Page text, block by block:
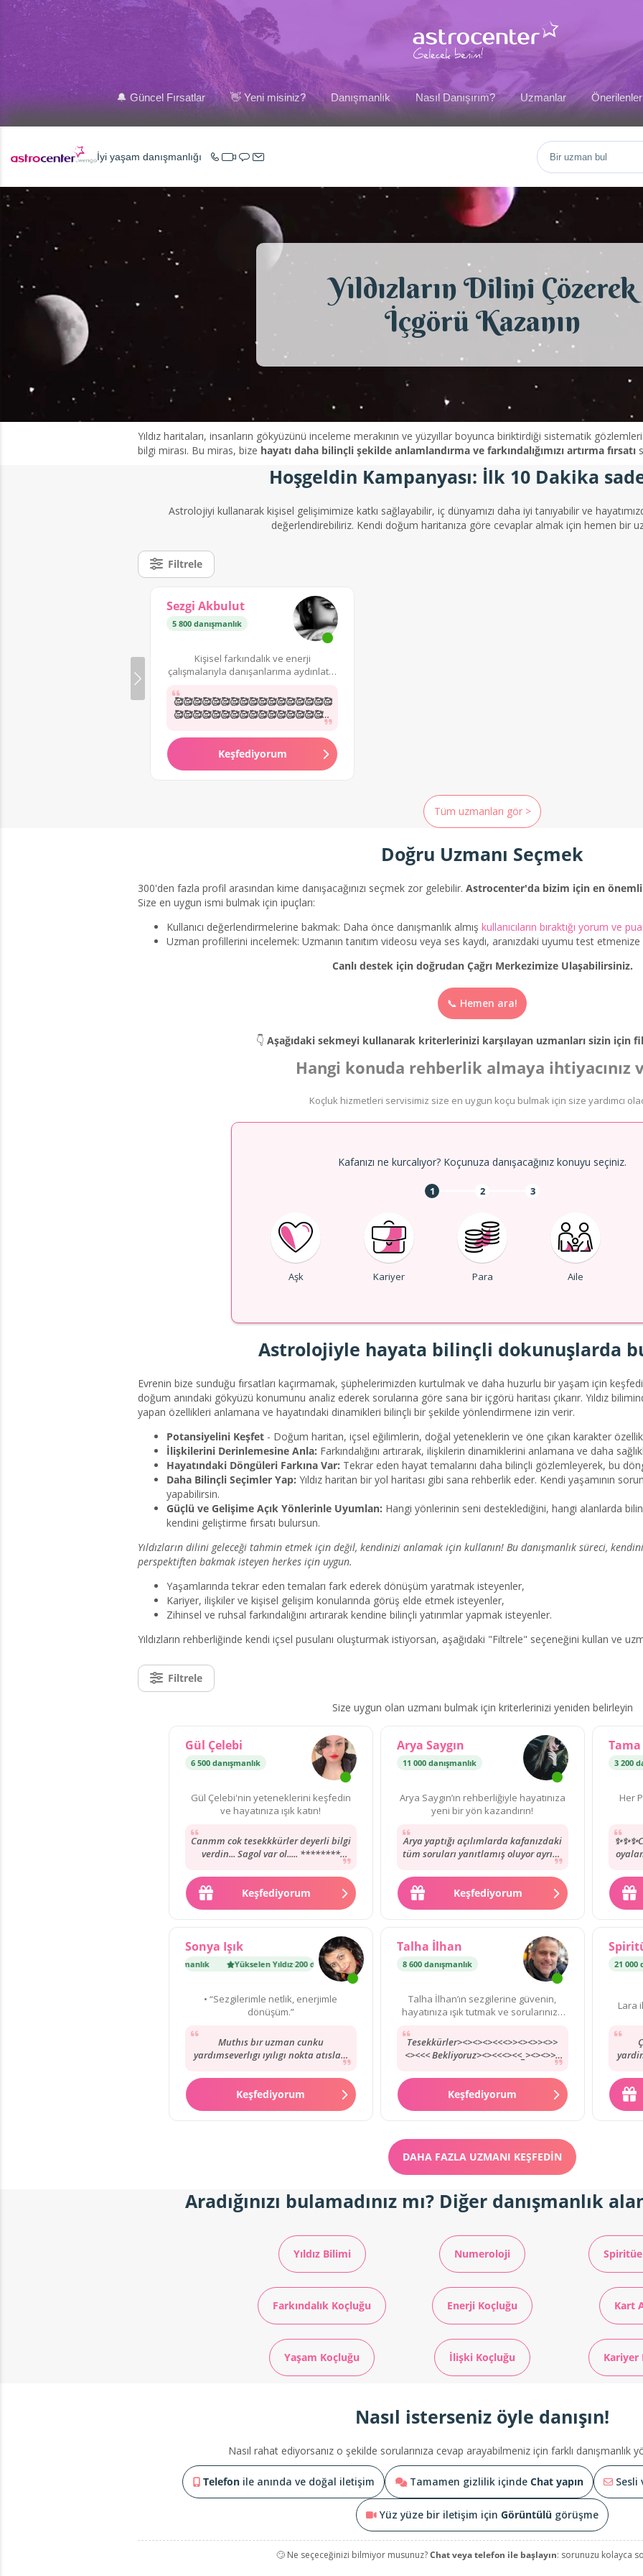
🔔 Güncel Fırsatlar 👋 Yeni misiniz? Danışmanlık Nasıl Danışırım? Uzmanlar Önerilenler
İyi yaşam danışmanlığı
Yıldızların Dilini Çözerek
İçgörü Kazanın
Yıldız haritaları, insanların gökyüzünü inceleme merakının ve yüzyıllar boyunca biriktirdiği sistematik
bilgi mirası. Bu miras, bize hayatı daha bilinçli şekilde anlamlandırma ve farkındalığımızı artırma fırsatı
Hoşgeldin Kampanyası: İlk 10 Dakika
Astrolojiyi kullanarak kişisel gelişimimize katkı sağlayabilir, iç dünyamızı daha iyi tanıyabilir ve
değerlendirebiliriz. Kendi doğum haritanıza göre cevaplar almak için hemen bir
Filtrele
Sezgi Akbulut
5 800 danışmanlık
Kişisel farkındalık ve enerji
çalışmalarıyla danışanlarıma aydınlatıcı
🥰🥰🥰🥰🥰🥰🥰🥰🥰🥰🥰🥰🥰🥰🥰🥰🥰
🥰🥰🥰🥰🥰🥰🥰🥰🥰🥰🥰🥰🥰🥰🥰🥰🥰
🥰🥰🥰🥰🥰🥰🥰🥰🥰🥰🥰🥰🥰🥰🥰🥰🥰
🥰🥰🥰🥰🥰🥰🥰🥰🥰🥰🥰🥰🥰🥰🥰🥰🥰
🥰🥰🥰🥰🥰🥰🥰🥰🥰🥰🥰🥰🥰🥰🥰🥰🥰
🥰🥰🥰🥰🥰🥰🥰🥰🥰🥰🥰🥰🥰🥰🥰🥰🥰
Keşfediyorum
Tüm uzmanları gör >
Doğru Uzmanı Seçmek
300'den fazla profil arasından kime danışacağınızı seçmek zor gelebilir. Astrocenter'da bizim için en
Size en uygun ismi bulmak için ipuçları:
Kullanıcı değerlendirmelerine bakmak: Daha önce danışmanlık almış kullanıcıların bıraktığı yorum ve
Uzman profillerini incelemek: Uzmanın tanıtım videosu veya ses kaydı, aranızdaki uyumu test etmenize
Canlı destek için doğrudan Çağrı Merkezimize Ulaşabilirsiniz.
📞 Hemen ara!
👇 Aşağıdaki sekmeyi kullanarak kriterlerinizi karşılayan uzmanları sizin için
Hangi konuda rehberlik almaya ihtiyacınız
Koçluk hizmetleri servisimiz size en uygun koçu bulmak için size yardımcı
Kafanızı ne kurcalıyor? Koçunuza danışacağınız konuyu seçiniz.
1 2 3
Aşk Kariyer Para Aile
Astrolojiyle hayata bilinçli dokunuşlarda
Evrenin bize sunduğu fırsatları kaçırmamak, şüphelerimizden kurtulmak ve daha huzurlu bir yaşam için
doğum anındaki gökyüzü konumunu analiz ederek sorularına göre sana bir içgörü haritası çıkarır. Yıldız
yapan özellikleri anlamana ve hayatındaki dinamikleri bilinçli bir şekilde yönlendirmene izin verir.
Potansiyelini Keşfet - Doğum haritan, içsel eğilimlerin, doğal yeteneklerin ve öne çıkan karakter
İlişkilerini Derinlemesine Anla: Farkındalığını artırarak, ilişkilerin dinamiklerini anlamana ve daha
Hayatındaki Döngüleri Farkına Var: Tekrar eden hayat temalarını daha bilinçli gözlemleyerek, bu
Daha Bilinçli Seçimler Yap: Yıldız haritan bir yol haritası gibi sana rehberlik eder. Kendi yaşamının
yapabilirsin.
Güçlü ve Gelişime Açık Yönlerinle Uyumlan: Hangi yönlerinin seni desteklediğini, hangi alanlarda
kendini geliştirme fırsatı bulursun.
Yıldızların dilini geleceği tahmin etmek için değil, kendinizi anlamak için kullanın! Bu danışmanlık süreci,
perspektiften bakmak isteyen herkes için uygun.
Yaşamlarında tekrar eden temaları fark ederek dönüşüm yaratmak isteyenler,
Kariyer, ilişkiler ve kişisel gelişim konularında görüş elde etmek isteyenler,
Zihinsel ve ruhsal farkındalığını artırarak kendine bilinçli yatırımlar yapmak isteyenler.
Yıldızların rehberliğinde kendi içsel pusulanı oluşturmak istiyorsan, aşağıdaki "Filtrele" seçeneğini kullan ve
Filtrele
Size uygun olan uzmanı bulmak için kriterlerinizi yeniden belirleyin
Gül Çelebi
6 500 danışmanlık
Gül Çelebi'nin yeteneklerini keşfedin
ve hayatınıza ışık katın!
Canmm cok tesekkkürler deyerli bilgi
verdin... Sagol var ol..... ********
Keşfediyorum
Arya Saygın
11 000 danışmanlık
Arya Saygın’ın rehberliğiyle hayatınıza
yeni bir yön kazandırın!
Arya yaptığı açılımlarda kafanızdaki
tüm soruları yanıtlamış oluyor ayrıca
çok...
Keşfediyorum
Tama
3 200
Her
Sonya Işık
200 danışmanlık Yükselen Yıldız·200 danışmanlık
• “Sezgilerimle netlik, enerjimle
dönüşüm.”
Muthıs bır uzman cunku
yardımseverlıgı ıyılıgı nokta atısları
donusturdu
Keşfediyorum
Talha İlhan
8 600 danışmanlık
Talha İlhan’ın sezgilerine güvenin,
hayatınıza ışık tutmak ve sorularınıza
Tesekkürler><><><><<<>><><>><>>
<><<< Bekliyoruz><><<<><<_><><>>>
<görüsürz><><><>><<
Keşfediyorum
21 000
Lara
DAHA FAZLA UZMANI KEŞFEDIN
Aradığınızı bulamadınız mı? Diğer danışmanlık
Yıldız Bilimi Numeroloji
Farkındalık Koçluğu Enerji Koçluğu Kart
Yaşam Koçluğu İlişki Koçluğu Kariyer
Nasıl isterseniz öyle danışın!
Nasıl rahat ediyorsanız o şekilde sorularınıza cevap arayabilmeniz için farklı danışmanlık
Telefonile anında ve doğal iletişim Tamamen gizlilik içinde Chat yapın Sesli
Yüz yüze bir iletişim için Görüntülü görüşme
🙄 Ne seçeceğinizi bilmiyor musunuz?Chat veya telefon ile başlayın: sorunuzu kolayca